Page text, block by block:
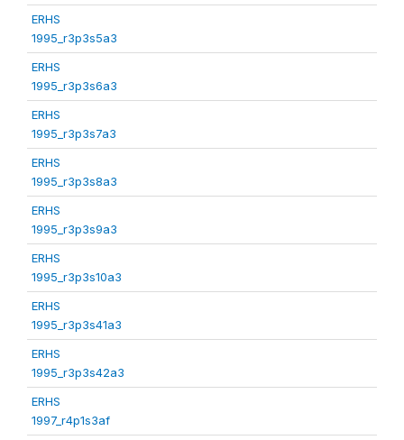
ERHS
1995_r3p3s5a3
ERHS
1995_r3p3s6a3
ERHS
1995_r3p3s7a3
ERHS
1995_r3p3s8a3
ERHS
1995_r3p3s9a3
ERHS
1995_r3p3s10a3
ERHS
1995_r3p3s41a3
ERHS
1995_r3p3s42a3
ERHS
1997_r4p1s3af